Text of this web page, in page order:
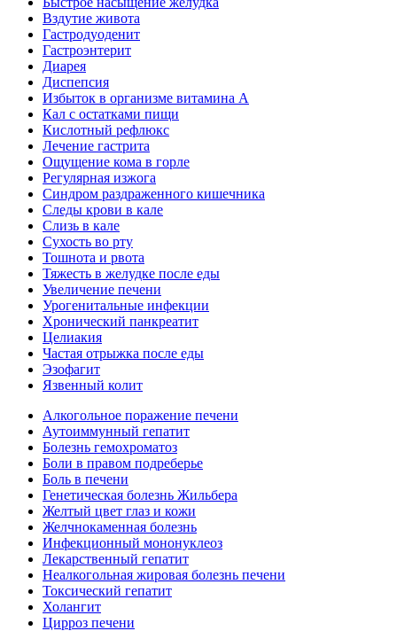
Вздутие живота
Гастродуоденит
Гастроэнтерит
Диарея
Диспепсия
Избыток в организме витамина А
Кал с остатками пищи
Кислотный рефлюкс
Лечение гастрита
Ощущение кома в горле
Регулярная изжога
Синдром раздраженного кишечника
Следы крови в кале
Слизь в кале
Сухость во рту
Тошнота и рвота
Тяжесть в желудке после еды
Увеличение печени
Урогенитальные инфекции
Хронический панкреатит
Целиакия
Частая отрыжка после еды
Эзофагит
Язвенный колит
Алкогольное поражение печени
Аутоиммунный гепатит
Болезнь гемохроматоз
Боли в правом подреберье
Боль в печени
Генетическая болезнь Жильбера
Желтый цвет глаз и кожи
Желчнокаменная болезнь
Инфекционный мононуклеоз
Лекарственный гепатит
Неалкогольная жировая болезнь печени
Токсический гепатит
Холангит
Цирроз печени